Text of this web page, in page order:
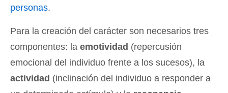
personas.
Para la creación del carácter son necesarios tres
componentes: la emotividad (repercusión
emocional del individuo frente a los sucesos), la
actividad (inclinación del individuo a responder a